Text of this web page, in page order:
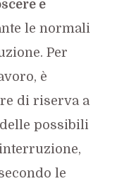
e
le normali
Per
è
di riserva a
possibili
le